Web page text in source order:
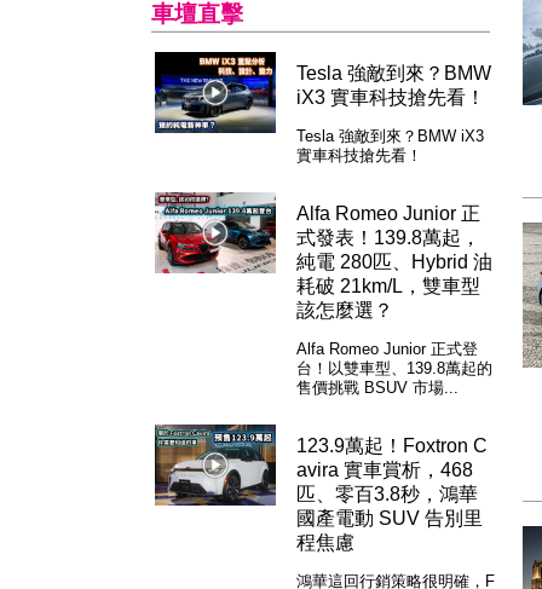
車壇直擊
Tesla 強敵到來？BMW
iX3 實車科技搶先看！
Tesla 強敵到來？BMW iX3
實車科技搶先看！
Alfa Romeo Junior 正
式發表！139.8萬起，
純電 280匹、Hybrid 油
耗破 21km/L，雙車型
該怎麼選？
Alfa Romeo Junior 正式登
台！以雙車型、139.8萬起的
售價挑戰 BSUV 市場...
123.9萬起！Foxtron C
avira 實車賞析，468
匹、零百3.8秒，鴻華
國產電動 SUV 告別里
程焦慮
鴻華這回行銷策略很明確，F